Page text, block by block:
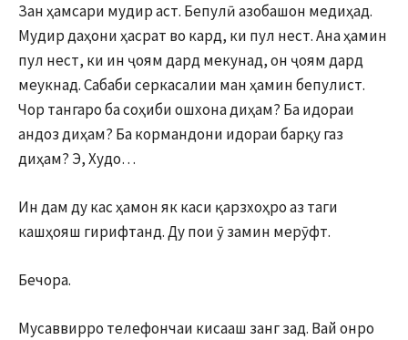
Зан ҳамсари мудир аст. Бепулӣ азобашон медиҳад.
Мудир даҳони ҳасрат во кард, ки пул нест. Ана ҳамин
пул нест, ки ин ҷоям дард мекунад, он ҷоям дард
меукнад. Сабаби серкасалии ман ҳамин бепулист.
Чор тангаро ба соҳиби ошхона диҳам? Ба идораи
андоз диҳам? Ба кормандони идораи барқу газ
диҳам? Э, Худо…
Ин дам ду кас ҳамон як каси қарзхоҳро аз таги
кашҳояш гирифтанд. Ду пои ӯ замин мерӯфт.
Бечора.
Мусаввирро телефончаи кисааш занг зад. Вай онро